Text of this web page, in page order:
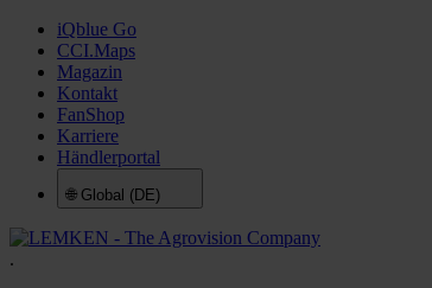
iQblue Go
CCI.Maps
Magazin
Kontakt
FanShop
Karriere
Händlerportal
🌐 Global (DE)
.